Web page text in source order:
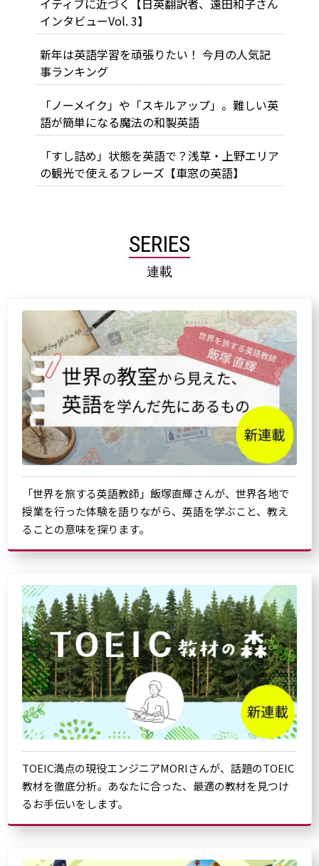
イティブに近づく【日英翻訳者、遠田和子さん
インタビューVol. 3】
新年は英語学習を頑張りたい！ 今月の人気記
事ランキング
「ノーメイク」や「スキルアップ」。難しい英
語が簡単になる魔法の和製英語
「すし詰め」状態を英語で？浅草・上野エリア
の観光で使えるフレーズ【車窓の英語】
SERIES
連載
「世界を旅する英語教師」飯塚直輝さんが、世界各地で
授業を行った体験を語りながら、英語を学ぶこと、教え
ることの意味を探ります。
TOEIC満点の現役エンジニアMORIさんが、話題のTOEIC
教材を徹底分析。あなたに合った、最適の教材を見つけ
るお手伝いをします。